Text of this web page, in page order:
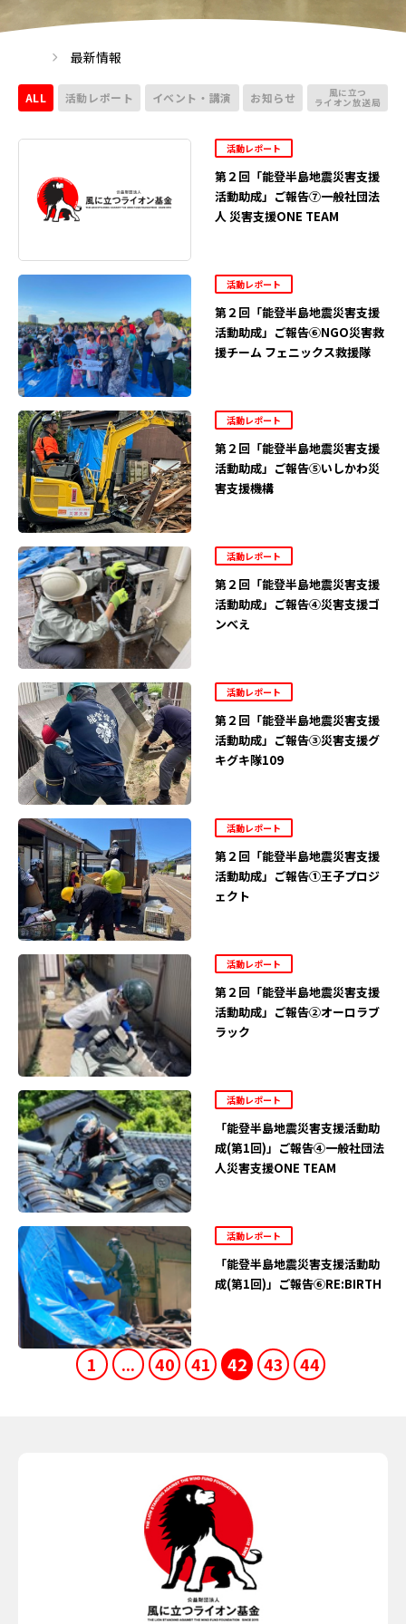
最新情報
ALL 活動レポート イベント・講演 お知らせ 風に立つ
ライオン放送局
活動レポート
第２回「能登半島地震災害支援
活動助成」ご報告⑦一般社団法
人 災害支援ONE TEAM
活動レポート
第２回「能登半島地震災害支援
活動助成」ご報告⑥NGO災害救
援チーム フェニックス救援隊
活動レポート
第２回「能登半島地震災害支援
活動助成」ご報告⑤いしかわ災
害支援機構
活動レポート
第２回「能登半島地震災害支援
活動助成」ご報告④災害支援ゴ
ンべえ
活動レポート
第２回「能登半島地震災害支援
活動助成」ご報告③災害支援グ
キグキ隊109
活動レポート
第２回「能登半島地震災害支援
活動助成」ご報告①王子プロジ
ェクト
活動レポート
第２回「能登半島地震災害支援
活動助成」ご報告②オーロラブ
ラック
活動レポート
「能登半島地震災害支援活動助
成(第1回)」ご報告④一般社団法
人災害支援ONE TEAM
活動レポート
「能登半島地震災害支援活動助
成(第1回)」ご報告⑥RE:BIRTH
1 ... 40 41 42 43 44